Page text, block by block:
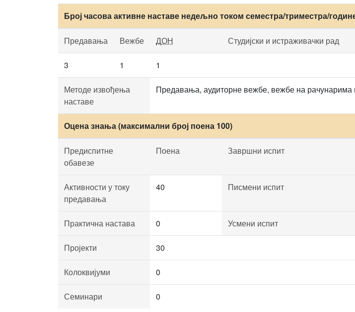
Број часова активне наставе недељно током семестра/триместра/
Предавања Вежбе ДОН Студијски и истраживачки рад
3 1 1
Методе извођења
наставе
Предавања, аудиторне вежбе, вежбе на рачунарима
Оцена знања (максимални број поена 100)
Предиспитне
обавезе
Поена Завршни испит
Активности у току
предавања
40 Писмени испит
Практична настава 0 Усмени испит
Пројекти 30
Колоквијуми 0
Семинари 0